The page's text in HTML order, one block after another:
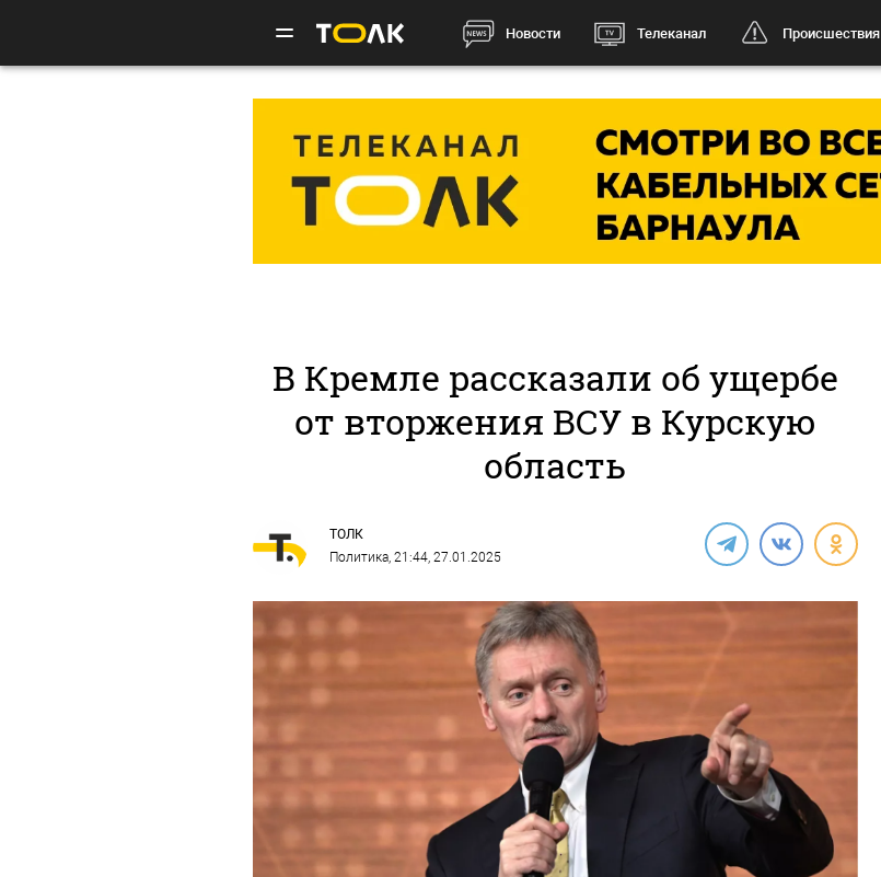
Новости Телеканал Происшествия
В Кремле рассказали об ущербе
от вторжения ВСУ в Курскую
область
ТОЛК
Политика, 21:44, 27.01.2025